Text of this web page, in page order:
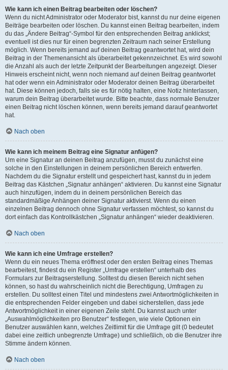
Wie kann ich einen Beitrag bearbeiten oder löschen?
Wenn du nicht Administrator oder Moderator bist, kannst du nur deine eigenen
Beiträge bearbeiten oder löschen. Du kannst einen Beitrag bearbeiten, indem
du das „Ändere Beitrag“-Symbol für den entsprechenden Beitrag anklickst;
eventuell ist dies nur für einen begrenzten Zeitraum nach seiner Erstellung
möglich. Wenn bereits jemand auf deinen Beitrag geantwortet hat, wird dein
Beitrag in der Themenansicht als überarbeitet gekennzeichnet. Es wird sowohl
die Anzahl als auch der letzte Zeitpunkt der Bearbeitungen angezeigt. Dieser
Hinweis erscheint nicht, wenn noch niemand auf deinen Beitrag geantwortet
hat oder wenn ein Administrator oder Moderator deinen Beitrag überarbeitet
hat. Diese können jedoch, falls sie es für nötig halten, eine Notiz hinterlassen,
warum dein Beitrag überarbeitet wurde. Bitte beachte, dass normale Benutzer
einen Beitrag nicht löschen können, wenn bereits jemand darauf geantwortet
hat.
Nach oben
Wie kann ich meinem Beitrag eine Signatur anfügen?
Um eine Signatur an deinen Beitrag anzufügen, musst du zunächst eine
solche in den Einstellungen in deinem persönlichen Bereich entwerfen.
Nachdem du die Signatur erstellt und gespeichert hast, kannst du in jedem
Beitrag das Kästchen „Signatur anhängen“ aktivieren. Du kannst eine Signatur
auch hinzufügen, indem du in deinem persönlichen Bereich das
standardmäßige Anhängen deiner Signatur aktivierst. Wenn du einen
einzelnen Beitrag dennoch ohne Signatur verfassen möchtest, so kannst du
dort einfach das Kontrollkästchen „Signatur anhängen“ wieder deaktivieren.
Nach oben
Wie kann ich eine Umfrage erstellen?
Wenn du ein neues Thema eröffnest oder den ersten Beitrag eines Themas
bearbeitest, findest du ein Register „Umfrage erstellen“ unterhalb des
Formulars zur Beitragserstellung. Solltest du diesen Bereich nicht sehen
können, so hast du wahrscheinlich nicht die Berechtigung, Umfragen zu
erstellen. Du solltest einen Titel und mindestens zwei Antwortmöglichkeiten in
die entsprechenden Felder eingeben und dabei sicherstellen, dass jede
Antwortmöglichkeit in einer eigenen Zeile steht. Du kannst auch unter
„Auswahlmöglichkeiten pro Benutzer“ festlegen, wie viele Optionen ein
Benutzer auswählen kann, welches Zeitlimit für die Umfrage gilt (0 bedeutet
dabei eine zeitlich unbegrenzte Umfrage) und schließlich, ob die Benutzer ihre
Stimme ändern können.
Nach oben